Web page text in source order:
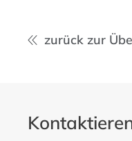
zurück zur